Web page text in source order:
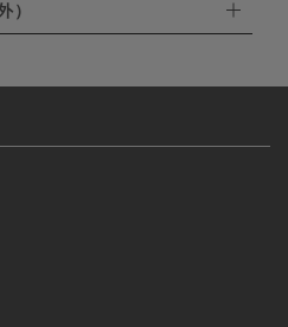
までにご連絡頂いた場合はキャン
の商品のみ再度ご注文お願いしま
来ない場合がございます。あらか
）